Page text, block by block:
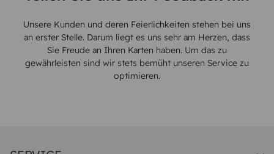
Unsere Kunden und deren Feierlichkeiten stehen bei uns
an erster Stelle. Darum liegt es uns sehr am Herzen, dass
Sie Freude an Ihren Karten haben. Um das zu
gewährleisten sind wir stets bemüht unseren Service zu
optimieren.